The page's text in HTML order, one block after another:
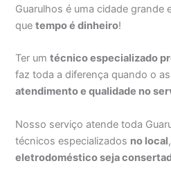
Guarulhos é uma cidade grande
quetempo é dinheiro!
Ter umtécnico especializado
faz toda a diferença quando o
atendimento e qualidade no
Nosso serviço atende toda
técnicos especializados no local
eletrodoméstico seja